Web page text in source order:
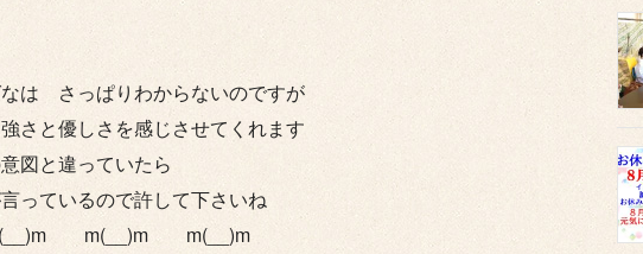
は さっぱりわからないのですが
さと優しさを感じさせてくれます
図と違っていたら
っているので許して下さいね
m(__)m m(__)m